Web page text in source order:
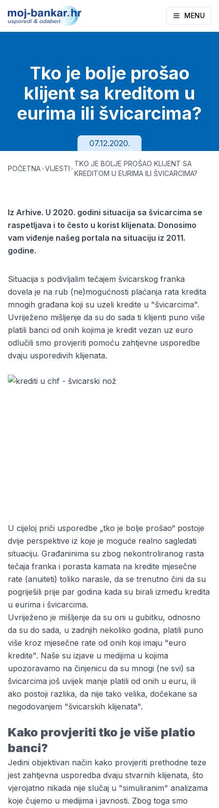
MENU
Tko je bolje prošao
klijent sa kreditom u
eurima ili švicarcima?
07.12.2020.
POČETNA VIJESTI
TKO JE BOLJE PROŠAO KLIJENT SA
KREDITOM U EURIMA ILI ŠVICARCIMA?
Iz Arhive. U 2020. godini situacija sa švicarcima se
raspetljava i to često u korist klijenata. Donosimo
vam viđenje našeg portala na situaciju iz 2011.
godine.
Situacija s podivljalim tečajem švicarskog franka
dovela je na rub (ne)mogućnosti plaćanja rata kredita
mnogih građana koji su uzeli kredite u "švicarcima".
Uvriježeno mišljenje da su do sada ti klijenti puno više
platili banci od onih kojima je kredit vezan uz euro
odlučili smo provjeriti pomoću zahtjevne usporedbe
dvaju usporedivih klijenata.
U cijeloj priči usporedbe „tko je bolje prošao“ postoje
dvije perspektive iz koje je moguće realno sagledati
situaciju. Građaninima su zbog nekontroliranog rasta
tečaja franka i porasta kamata na kredite mjesečne
rate (anuiteti) toliko narasle, da se trenutno čini da su
pogriješili prije par godina kada su birali između kredita
u eurima i švicarcima.
Uvriježeno je mišljenje da su oni u gubitku, odnosno
da su do sada, u zadnjih nekoliko godina, platili puno
više kroz mjesečne rate od onih koji imaju "euro
kredite". Naše su izjave u medijima u kojima
upozoravamo na činjenicu da su mnogi (ne svi) sa
švicarcima još uvijek manje platili od onih u euru, ili
ako postoji razlika, da nije tako velika, dočekane sa
negodovanjem "švicarskih klijenata".
Kako provjeriti tko je više platio
banci?
Jedini objektivan način kako provjeriti prethodne teze
jest zahtjevna usporedba dvaju stvarnih klijenata, što
vjerojatno nikada nije slučaj u "simuliranim" analizama
koje čujemo u medijima i javnosti. Zbog toga smo